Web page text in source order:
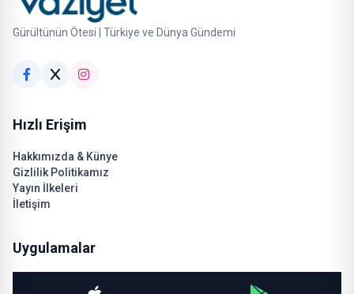
Gürültünün Ötesi | Türkiye ve Dünya Gündemi
Hızlı Erişim
Hakkımızda & Künye
Gizlilik Politikamız
Yayın İlkeleri
İletişim
Uygulamalar